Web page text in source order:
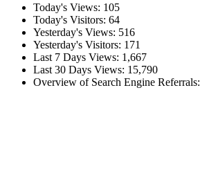
Today's Views: 105
Today's Visitors: 64
Yesterday's Views: 516
Yesterday's Visitors: 171
Last 7 Days Views: 1,667
Last 30 Days Views: 15,790
Overview of Search Engine Referrals: